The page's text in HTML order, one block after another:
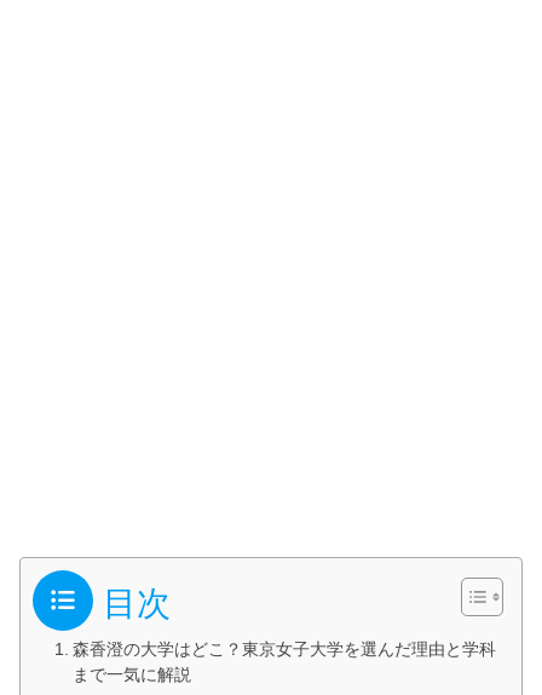
目次
森香澄の大学はどこ？東京女子大学を選んだ理由と学科
まで一気に解説